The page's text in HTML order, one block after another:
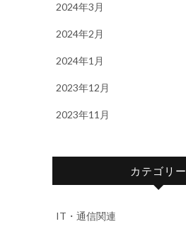
2024年3月
2024年2月
2024年1月
2023年12月
2023年11月
カテゴリー
IT・通信関連